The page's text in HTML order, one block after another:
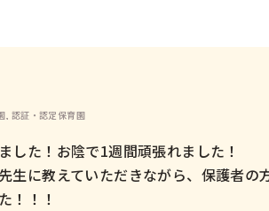
, 認証・認定保育園
した！お陰で1週間頑張れました！
生に教えていただきながら、保護者の
！！！